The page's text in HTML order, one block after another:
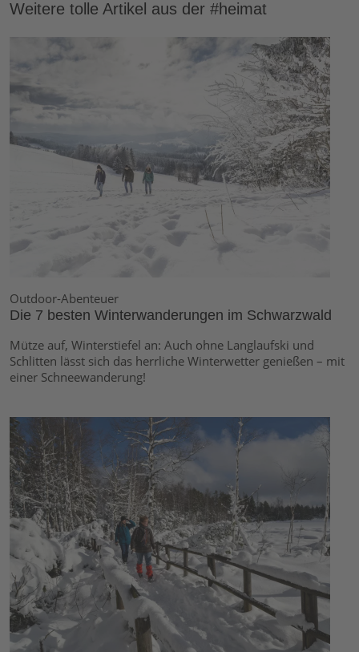
Weitere tolle Artikel aus der #heimat
Outdoor-Abenteuer
Die 7 besten Winterwanderungen im Schwarzwald
Mütze auf, Winterstiefel an: Auch ohne Langlaufski und
Schlitten lässt sich das herrliche Winterwetter genießen – mit
einer Schneewanderung!